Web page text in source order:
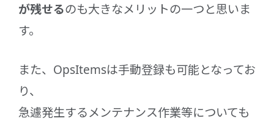
が残せるのも大きなメリットの一つと思いま
す。
また、OpsItemsは手動登録も可能となってお
り、
急遽発生するメンテナンス作業等についても